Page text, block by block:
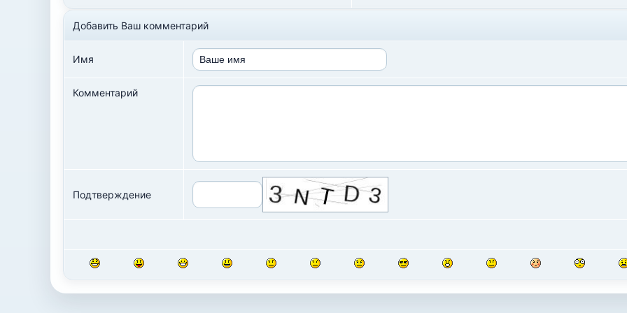
Добавить Ваш комментарий
Имя
Комментарий
Подтверждение